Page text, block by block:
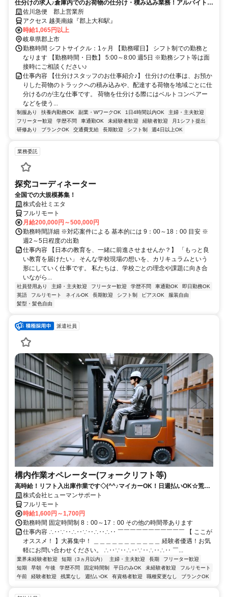
仕分けの求人♪倉庫内でのお荷物の仕分け・積み込み業務！アルバイトで
も年2回の賞与あり
佐川急便 郡上営業所
アクセス 越美南線『郡上大和駅』
時給1,065円以上
岐阜県郡上市
勤務時間 シフトサイクル：1ヶ月 【勤務曜日】 シフト制での勤務と
なります 【勤務時間・日数】 5:00～8:00 週5日 ※勤務シフト等は面
接時にご相談ください♪
仕事内容 【仕分けスタッフのお仕事紹介♪】 仕分けの仕事は、お預か
りした荷物のトラックへの積み込みや、配達する荷物を地域ごとに仕
分けるのが主な仕事です。 荷物を仕分ける際にはベルトコンベアー
などを使う...
制服あり 扶養内勤務OK 副業・WワークOK 1日4時間以内OK
主婦・主夫歓迎
フリーター歓迎
学歴不問 車通勤OK 未経験者歓迎 経験者歓迎
月1シフト提出
研修あり
ブランクOK 交通費支給 長期歓迎 シフト制 週4日以上OK
業務委託
探究コーディネーター
全国での大規模募集！
株式会社ミエタ
フルリモート
月給200,000円～500,000円
勤務時間詳細 ※対応案件による 基本的には 9：00～18：00 目安 ※
週2～5日程度の出勤
仕事内容 【日本の教育を、一緒に前進させませんか？】 「もっと良
い教育を届けたい」 そんな学校現場の想いを、カリキュラムという
形にしていく仕事です。 私たちは、学校ごとの理念や課題に向き合
いながら...
社員登用あり 主婦・主夫歓迎 フリーター歓迎 学歴不問 車通勤OK
即日勤務OK
英語
フルリモート ネイルOK 長期歓迎 シフト制 ピアスOK
服装自由
髪型・髪色自由
派遣社員
構内作業オペレーター(フォークリフト等)
高時給！リフト入出庫作業です◇(^^♪マイカーOK！日週払いOK☆荒本
駅★【シゴト№0619】
株式会社ヒューマンサポート
フルリモート
時給1,600円～1,700円
勤務時間 固定時間制 8：00～17：00 その他の時間帯あります
仕事内容 ∴‥∵‥∴‥∵‥∴‥∴‥ ￣￣￣￣￣￣￣￣￣￣￣ 【 ここが
オススメ！ 】大募集中！ ＿＿＿＿＿＿＿＿＿＿＿ 経験者優遇！お気
軽にお問い合わせください。 ∴‥∵‥∴‥∵‥∴‥∴‥ ￣...
業界未経験者歓迎 短期（3ヵ月以内） 主婦・主夫歓迎 長期
フリーター歓迎
短期
早朝 午後 学歴不問 固定時間制 平日のみOK 未経験者歓迎
フルリモート
午前
経験者歓迎 残業なし 週払いOK 有資格者歓迎 職種変更なし ブランクOK